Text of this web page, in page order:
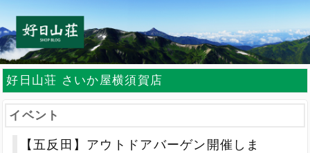
好日山荘 さいか屋横須賀店
イベント
【五反田】アウトドアバーゲン開催しま